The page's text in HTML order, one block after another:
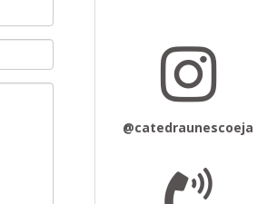
@catedraunescoeja